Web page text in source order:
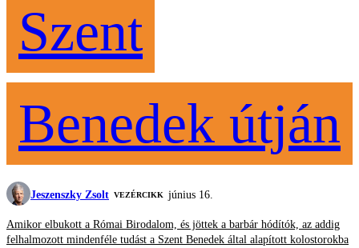
Szent
Benedek útján
Jeszenszky Zsolt VEZÉRCIKK június 16.
Amikor elbukott a Római Birodalom, és jöttek a barbár hódítók, az addig
felhalmozott mindenféle tudást a Szent Benedek által alapított kolostorokba